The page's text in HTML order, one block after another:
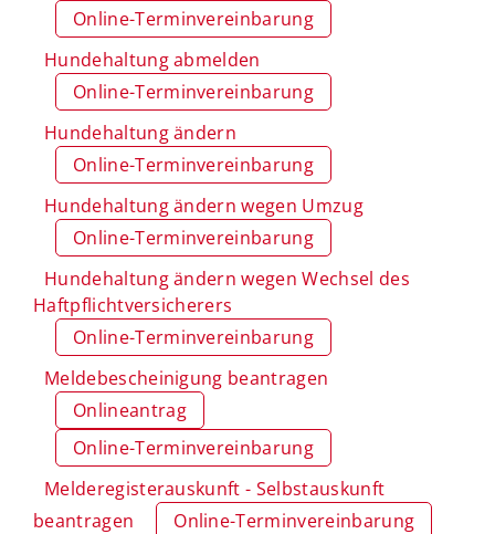
Online-Terminvereinbarung
Hundehaltung abmelden
Online-Terminvereinbarung
Hundehaltung ändern
Online-Terminvereinbarung
Hundehaltung ändern wegen Umzug
Online-Terminvereinbarung
Hundehaltung ändern wegen Wechsel des
Haftpflichtversicherers
Online-Terminvereinbarung
Meldebescheinigung beantragen
Onlineantrag
Online-Terminvereinbarung
Melderegisterauskunft - Selbstauskunft
beantragen
Online-Terminvereinbarung